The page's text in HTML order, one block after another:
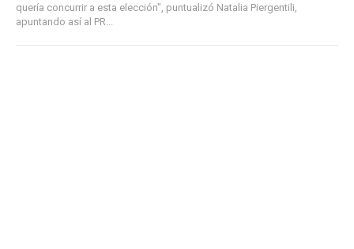
quería concurrir a esta elección", puntualizó Natalia Piergentili,
apuntando así al PR...